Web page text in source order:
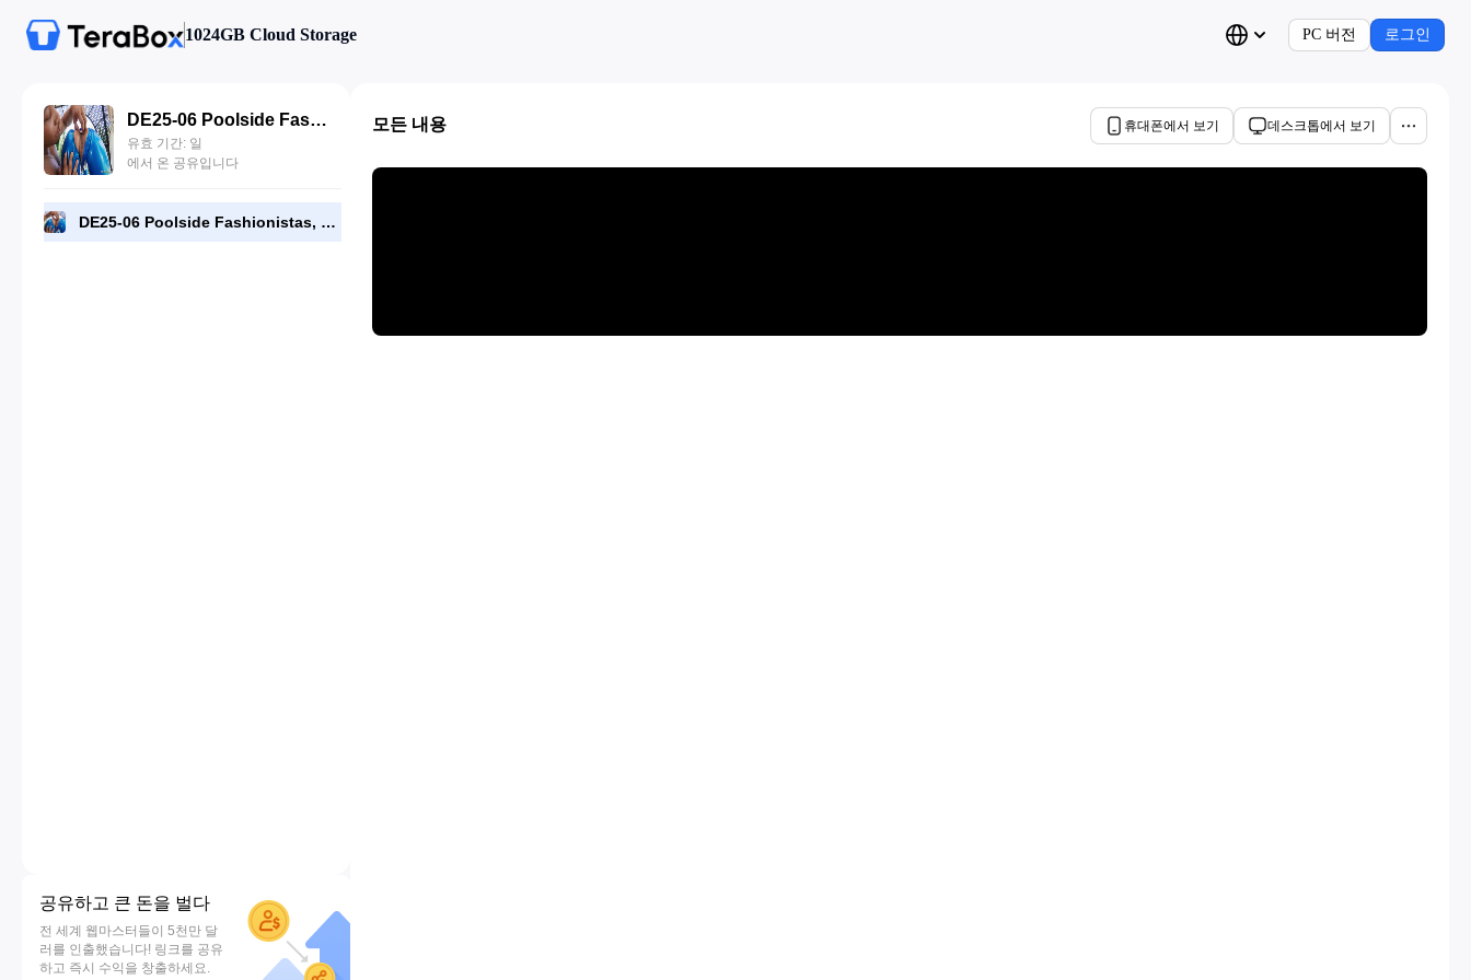
1024GB Cloud Storage PC 버전 로그인
DE25-06 Poolside Fashionistas, Luna Star, Ryan Reid.mp4
유효 기간: 일
에서 온 공유입니다
DE25-06 Poolside Fashionistas, Luna Star, Ryan Reid.mp4
공유하고 큰 돈을 벌다
전 세계 웹마스터들이 5천만 달
러를 인출했습니다! 링크를 공유
하고 즉시 수익을 창출하세요.
모든 내용 휴대폰에서 보기 데스크톱에서 보기